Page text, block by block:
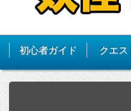
初心者ガイド クエス